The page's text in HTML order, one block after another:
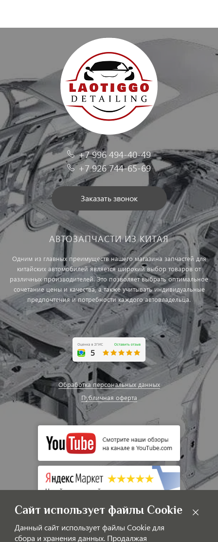
+7 996 494-40-49
+7 926 744-65-69
Заказать звонок
АВТОЗАПЧАСТИ ИЗ КИТАЯ
Одним из главных преимуществ нашего магазина запчастей для
китайских автомобилей является широкий выбор товаров от
различных производителей. Это позволяет выбрать оптимальное
сочетание цены и качества, а также учитывать индивидуальные
предпочтения и потребности каждого автовладельца.
Обработка персональных данных
Публичная оферта
Сайт использует файлы Cookie
Данный сайт использует файлы Cookie для
сбора и хранения данных. Продалжая